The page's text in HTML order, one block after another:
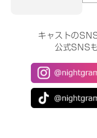
キャストの
公式SNS